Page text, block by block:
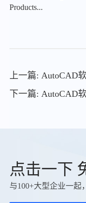
Products...
上一篇: AutoCAD
下一篇: AutoCAD
点击一下
与100+大型企业一起